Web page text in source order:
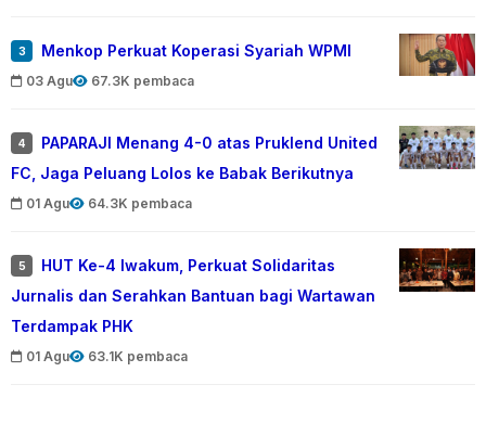
3 Menkop Perkuat Koperasi Syariah WPMI
03 Agu 67.3K pembaca
4
PAPARAJI Menang 4-0 atas Pruklend United
FC, Jaga Peluang Lolos ke Babak Berikutnya
01 Agu 64.3K pembaca
5
HUT Ke-4 Iwakum, Perkuat Solidaritas
Jurnalis dan Serahkan Bantuan bagi Wartawan
Terdampak PHK
01 Agu 63.1K pembaca